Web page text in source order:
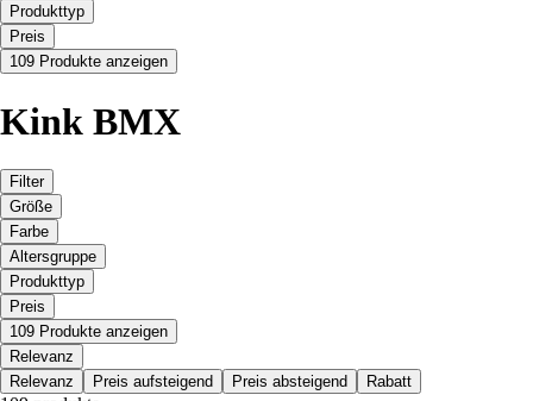
Produkttyp
Preis
109 Produkte anzeigen
Kink BMX
Filter
Größe
Farbe
Altersgruppe
Produkttyp
Preis
109 Produkte anzeigen
Relevanz
Relevanz
Preis aufsteigend Preis absteigend Rabatt